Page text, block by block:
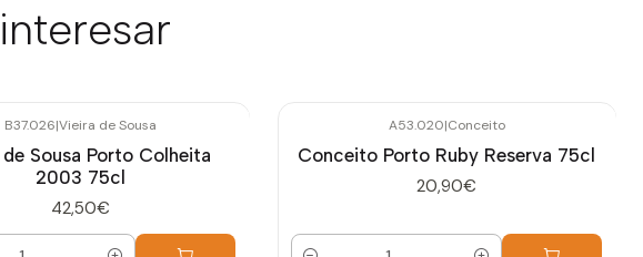
B37.026|Vieira de Sousa
Sousa Porto Colheita
2003 75cl
42,50€
A53.020|Conceito
Conceito Porto Ruby Reserva 75cl
20,90€